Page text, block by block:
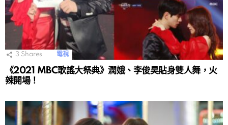
3 Shares 電視
《2021 MBC歌謠大祭典》潤娥、李俊昊貼身雙人舞，火
辣開場！